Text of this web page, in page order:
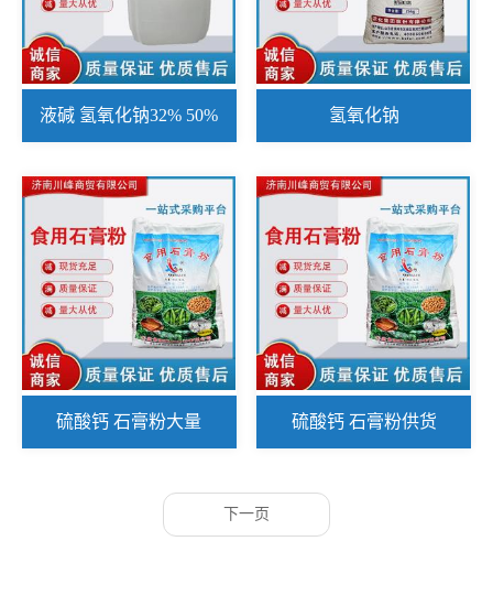
液碱 氢氧化钠32% 50% 氢氧化钠
硫酸钙 石膏粉大量 硫酸钙 石膏粉供货
下一页